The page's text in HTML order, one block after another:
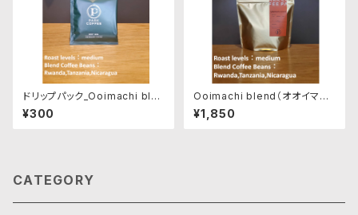
ドリップパック_Ooimachi blen
d
¥300
Ooimachi blend（オオイマチ
ブレンド）200g 中煎り
¥1,850
CATEGORY